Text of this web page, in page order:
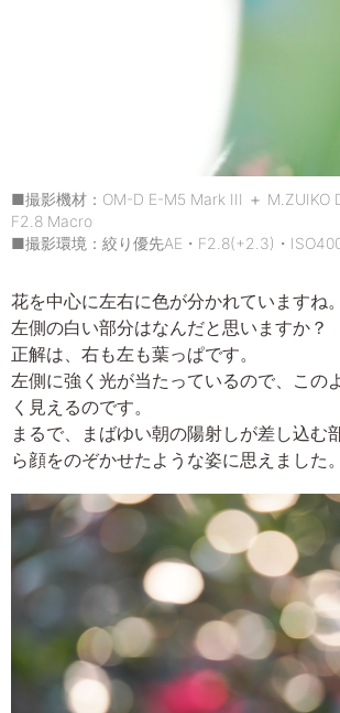
■撮影機材：OM-D E-M5 Mark III ＋ M.ZUIKO
F2.8 Macro
■撮影環境：絞り優先AE・F2.8(+2.3)・
花を中心に左右に色が分かれていますね。
左側の白い部分はなんだと思いますか？
正解は、右も左も葉っぱです。
左側に強く光が当たっているので、この
く見えるのです。
まるで、まばゆい朝の陽射しが差し込む
ら顔をのぞかせたような姿に思えました。